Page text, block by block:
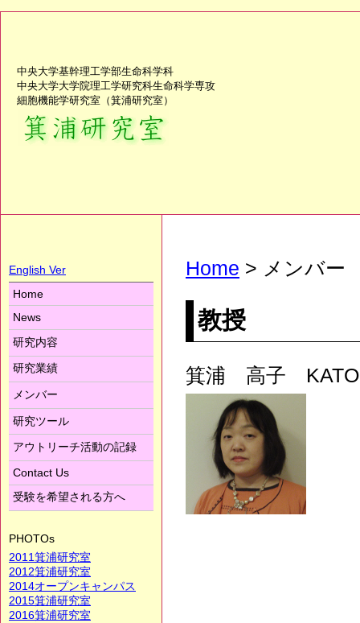
中央大学基幹理工学部生命科学科
中央大学大学院理工学研究科生命科学専攻
細胞機能学研究室（箕浦研究室）
Home > メンバー
教授
箕浦 高子 KATO-
English Ver
Home
News
研究内容
研究業績
メンバー
研究ツール
アウトリーチ活動の記録
Contact Us
受験を希望される方へ
PHOTOs
2011箕浦研究室
2012箕浦研究室
2014オープンキャンパス
2015箕浦研究室
2016箕浦研究室